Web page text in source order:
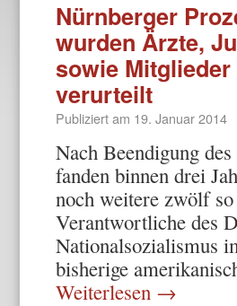
Nürnberger
wurden Ärzte,
sowie
verurteilt
Publiziert am 19. Januar 2014
Nach Beendigung
fanden binnen drei
noch weitere zwölf so
Verantwortliche des
Nationalsozialismus
bisherige
Weiterlesen →